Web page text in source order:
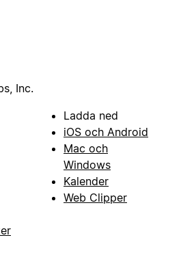
Inc.
Ladda ned
iOS och Android
Mac och
Windows
Kalender
Web Clipper